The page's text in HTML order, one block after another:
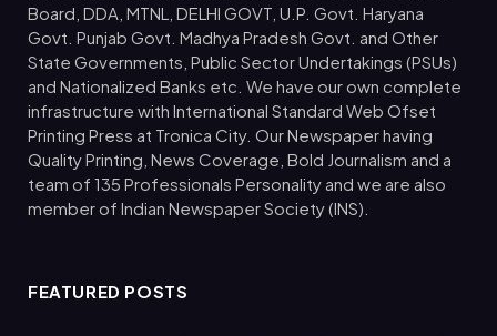
Board, DDA, MTNL, DELHI GOVT, U.P. Govt. Haryana
Govt. Punjab Govt. Madhya Pradesh Govt. and Other
State Governments, Public Sector Undertakings (PSUs)
and Nationalized Banks etc. We have our own complete
infrastructure with International Standard Web Ofset
Printing Press at Tronica City. Our Newspaper having
Quality Printing, News Coverage, Bold Journalism and a
team of 135 Professionals Personality and we are also
member of Indian Newspaper Society (INS).
FEATURED POSTS